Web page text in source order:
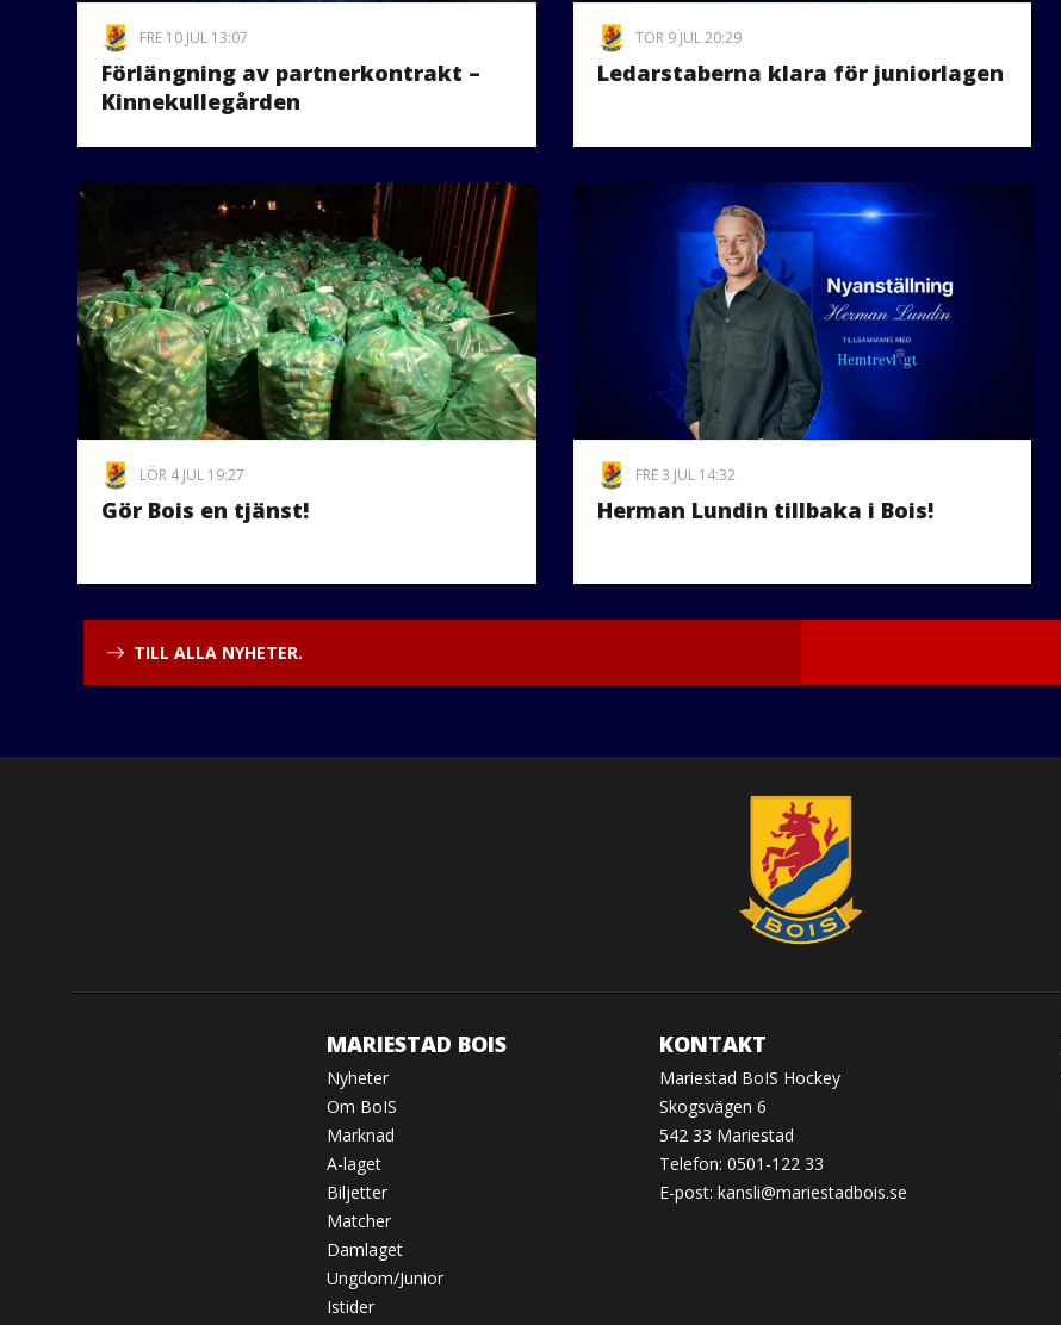
FRE 10 JUL 13:07
Förlängning av partnerkontrakt –
Kinnekullegården
TOR 9 JUL 20:29
Ledarstaberna klara för juniorlagen
LÖR 4 JUL 19:27
Gör Bois en tjänst!
FRE 3 JUL 14:32
Herman Lundin tillbaka i Bois!
TILL ALLA NYHETER.
MARIESTAD BOIS
Nyheter
Om BoIS
Marknad
A-laget
Biljetter
Matcher
Damlaget
Ungdom/Junior
Istider
KONTAKT
Mariestad BoIS Hockey
Skogsvägen 6
542 33 Mariestad
Telefon: 0501-122 33
E-post:kansli@mariestadbois.se